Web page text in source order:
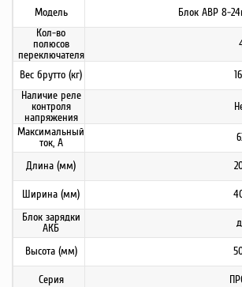
Модель
Блок АВР 8-
Кол-во
полюсов
переключателя
Вес брутто (кг)
Наличие реле
контроля
напряжения
Максимальный
ток, А
Длина (мм)
Ширина (мм)
Блок зарядки
АКБ
Высота (мм)
Серия